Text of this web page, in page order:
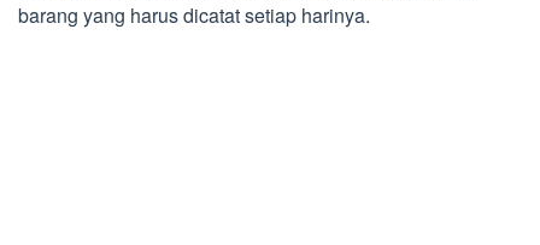
barang yang harus dicatat setiap harinya.